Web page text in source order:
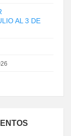
AL 3 DE